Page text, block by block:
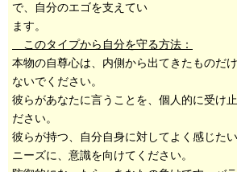
で、自分のエゴを支えてい
ます。
このタイプから自分を守る方法：
本物の自尊心は、内側から出てきたものだ
ないでください。
彼らがあなたに言うことを、個人的に受け
ださい。
彼らが持つ、自分自身に対してよく感じた
ニーズに、意識を向けてください。